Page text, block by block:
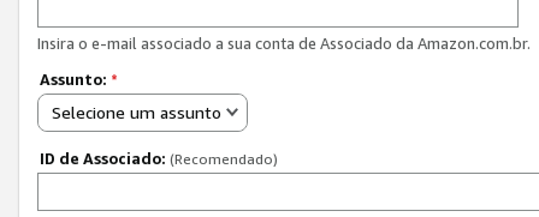
Insira o e-mail associado a sua conta de Associado da Amazon.com.br.
Assunto: *
Selecione um assunto
ID de Associado: (Recomendado)